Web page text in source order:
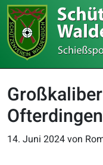
14. Juni 2024von